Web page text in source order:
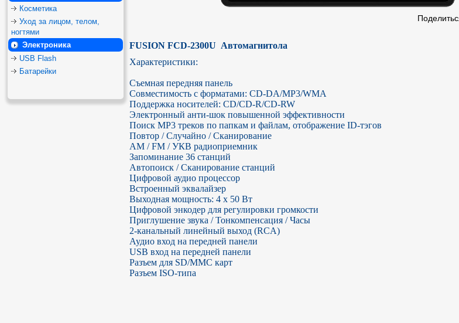
Косметика
Уход за лицом, телом,
ногтями
Электроника
USB Flash
Батарейки
FUSION FCD-2300U  Автомагнитола
Характеристики:
Съемная передняя панель
Совместимость с форматами: CD-DA/MP3/WMA
Поддержка носителей: CD/CD-R/CD-RW
Электронный анти-шок повышенной эффективности
Поиск MP3 треков по папкам и файлам, отображение ID-тэгов
Повтор / Случайно / Сканирование
AM / FM / УКВ радиоприемник
Запоминание 36 станций
Автопоиск / Сканирование станций
Цифровой аудио процессор
Встроенный эквалайзер
Выходная мощность: 4 х 50 Вт
Цифровой энкодер для регулировки громкости
Приглушение звука / Тонкомпенсация / Часы
2-канальный линейный выход (RCA)
Аудио вход на передней панели
USB вход на передней панели
Разъем для SD/MMC карт
Разъем ISO-типа